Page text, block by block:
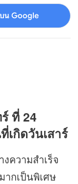
บน Google
ที่ 24
เกิดวันเสาร์
ความสำเร็จ
ากเป็นพิเศษ